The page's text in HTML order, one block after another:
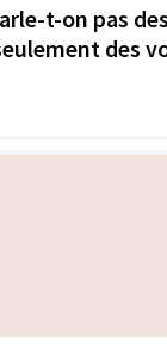
t-on pas
des